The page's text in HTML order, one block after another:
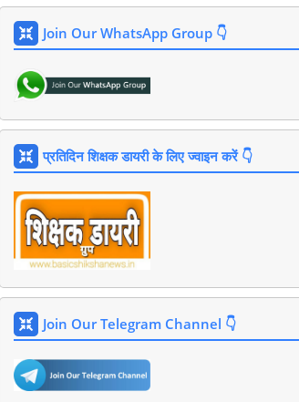
Join Our WhatsApp Group 👇
प्रतिदिन शिक्षक डायरी के लिए ज्वाइन करें 👇
Join Our Telegram Channel 👇